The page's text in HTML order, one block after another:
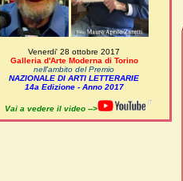
Venerdi' 28 ottobre 2017
Galleria d'Arte Moderna di Torino
nell'ambito del Premio
NAZIONALE DI ARTI LETTERARIE
14a Edizione - Anno 2017
Vai a vedere il video -->